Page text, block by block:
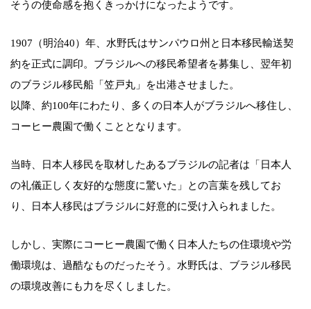
そうの使命感を抱くきっかけになったようです。
1907（明治40）年、水野氏はサンパウロ州と日本移民輸送契
約を正式に調印。ブラジルへの移民希望者を募集し、翌年初
のブラジル移民船「笠戸丸」を出港させました。
以降、約100年にわたり、多くの日本人がブラジルへ移住し、
コーヒー農園で働くこととなります。
当時、日本人移民を取材したあるブラジルの記者は「日本人
の礼儀正しく友好的な態度に驚いた」との言葉を残してお
り、日本人移民はブラジルに好意的に受け入られました。
しかし、実際にコーヒー農園で働く日本人たちの住環境や労
働環境は、過酷なものだったそう。水野氏は、ブラジル移民
の環境改善にも力を尽くしました。